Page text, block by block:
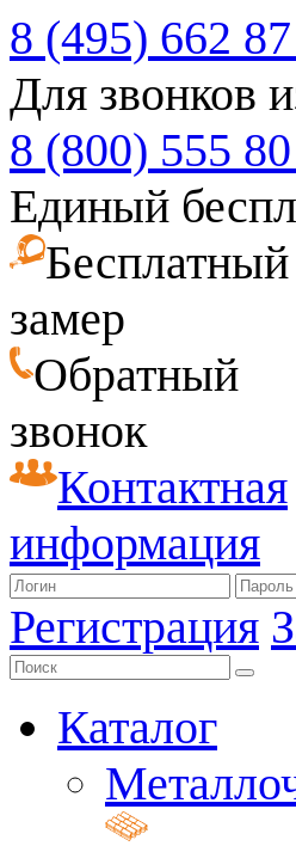
8 (495) 662
Для звонков
8 (800) 555
Единый
Бесплатный
замер
Обратный
звонок
Контактная
информация
Регистрация
Каталог